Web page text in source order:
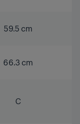
59.5 cm
66.3 cm
C